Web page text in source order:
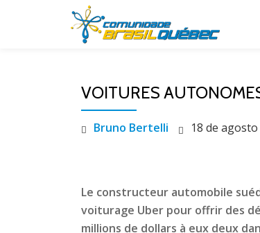
VOITURES
Bruno Bertelli 18 de
Le constructeur automobile
voiturage Uber pour offrir des
millions de dollars à eux deux